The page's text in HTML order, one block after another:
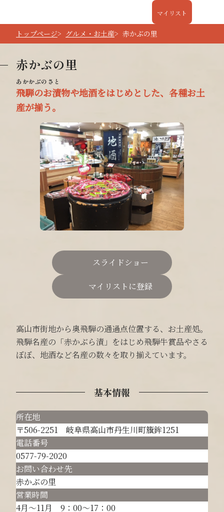
マイリスト
トップページ グルメ・お土産 赤かぶの里
赤かぶの里
飛騨のお漬物や地酒をはじめとした、各種お土
産が揃う。
高山市街地から奥飛騨の通過点位置する、お土産処。
飛騨名産の「赤かぶら漬」をはじめ飛騨牛賞品やさる
ぼぼ、地酒など名産の数々を取り揃えています。
スライドショー
マイリストに登録
基本情報
所在地
〒506-2251 岐阜県高山市丹生川町籏鉾1251
電話番号
0577-79-2020
お問い合わせ先
赤かぶの里
営業時間
4月～11月 9：00～17：00